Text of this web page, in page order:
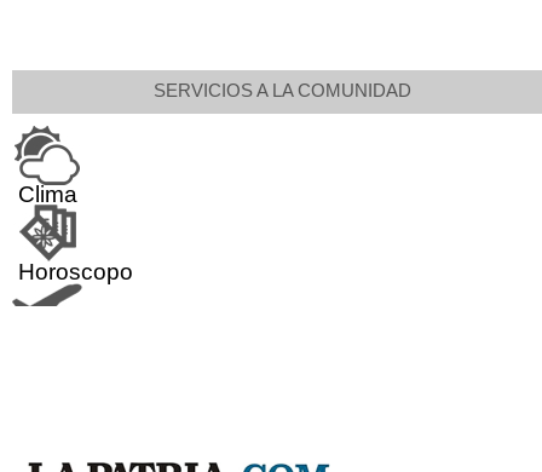
SERVICIOS A LA COMUNIDAD
Clima
Horoscopo